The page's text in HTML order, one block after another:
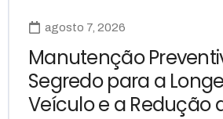
agosto 7, 2026
Manutenção
Segredo para a
Veículo e a Redução